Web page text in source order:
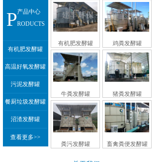
产品中心
PRODUCTS
有机肥发酵罐
高温好氧发酵罐
污泥发酵罐
餐厨垃圾发酵罐
沼渣发酵罐
查看更多>>
有机肥发酵罐 鸡粪发酵罐
牛粪发酵罐 猪粪发酵罐
粪污发酵罐 畜禽粪便发酵罐